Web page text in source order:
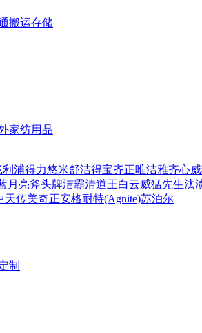
搬运存储
家纺用品
利浦得力悠米舒洁得宝齐正唯洁雅齐心
月亮斧头牌洁霸清道王白云威猛先生汰
天传美奇正安格耐特(Agnite)苏泊尔
制